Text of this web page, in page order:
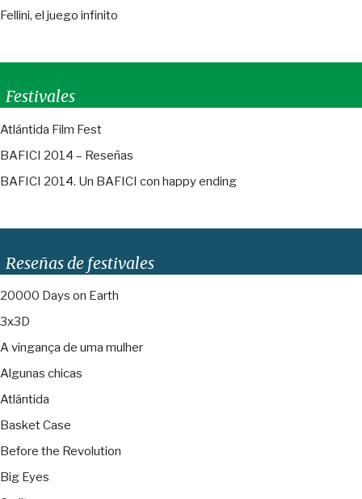
Fellini, el juego infinito
Festivales
Atlántida Film Fest
BAFICI 2014 – Reseñas
BAFICI 2014. Un BAFICI con happy ending
Reseñas de festivales
20000 Days on Earth
3x3D
A vingança de uma mulher
Algunas chicas
Atlántida
Basket Case
Before the Revolution
Big Eyes